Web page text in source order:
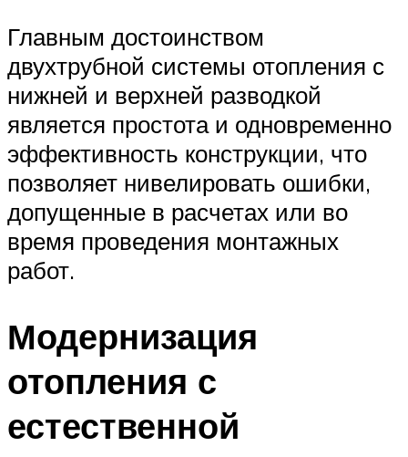
Главным достоинством
двухтрубной системы отопления с
нижней и верхней разводкой
является простота и одновременно
эффективность конструкции, что
позволяет нивелировать ошибки,
допущенные в расчетах или во
время проведения монтажных
работ.
Модернизация
отопления с
естественной